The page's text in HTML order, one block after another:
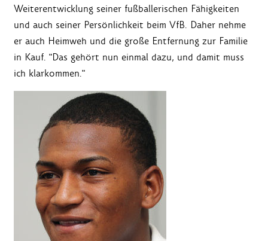
Weiterentwicklung seiner fußballerischen Fähigkeiten
und auch seiner Persönlichkeit beim VfB. Daher nehme
er auch Heimweh und die große Entfernung zur Familie
in Kauf. "Das gehört nun einmal dazu, und damit muss
ich klarkommen."